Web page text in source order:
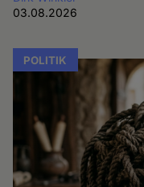
03.08.2026
POLITIK